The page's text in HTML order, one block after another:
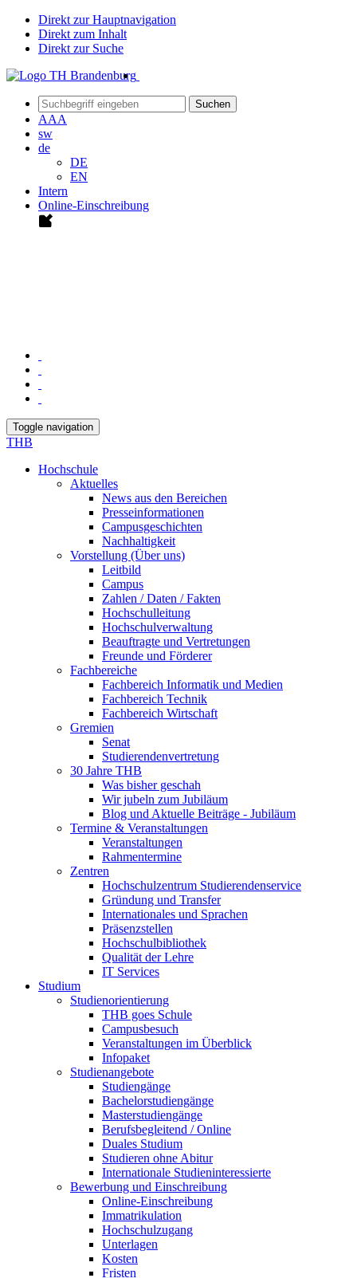
Direkt zur Hauptnavigation
Direkt zum Inhalt
Direkt zur Suche
Suchen
AAA
sw
de
DE
EN
Intern
Online-Einschreibung
Toggle navigation
THB
Hochschule
Aktuelles
News aus den Bereichen
Presseinformationen
Campusgeschichten
Nachhaltigkeit
Vorstellung (Über uns)
Leitbild
Campus
Zahlen / Daten / Fakten
Hochschulleitung
Hochschulverwaltung
Beauftragte und Vertretungen
Freunde und Förderer
Fachbereiche
Fachbereich Informatik und Medien
Fachbereich Technik
Fachbereich Wirtschaft
Gremien
Senat
Studierendenvertretung
30 Jahre THB
Was bisher geschah
Wir jubeln zum Jubiläum
Blog und Aktuelle Beiträge - Jubiläum
Termine & Veranstaltungen
Veranstaltungen
Rahmentermine
Zentren
Hochschulzentrum Studierendenservice
Gründung und Transfer
Internationales und Sprachen
Präsenzstellen
Hochschulbibliothek
Qualität der Lehre
IT Services
Studium
Studienorientierung
THB goes Schule
Campusbesuch
Veranstaltungen im Überblick
Infopaket
Studienangebote
Studiengänge
Bachelorstudiengänge
Masterstudiengänge
Berufsbegleitend / Online
Duales Studium
Studieren ohne Abitur
Internationale Studieninteressierte
Bewerbung und Einschreibung
Online-Einschreibung
Immatrikulation
Hochschulzugang
Unterlagen
Kosten
Fristen